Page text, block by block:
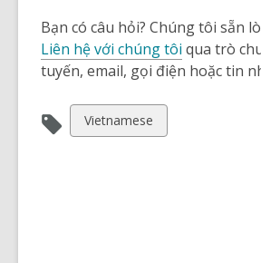
Bạn có câu hỏi? Chúng tôi sẵn
Liên hệ với chúng tôi qua trò
tuyến, email, gọi điện hoặc tin
View
all
Vietnamese